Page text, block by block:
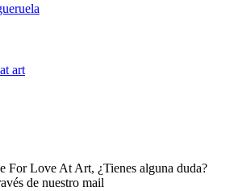
For Love At Art, ¿Tienes alguna duda?
de nuestro mail